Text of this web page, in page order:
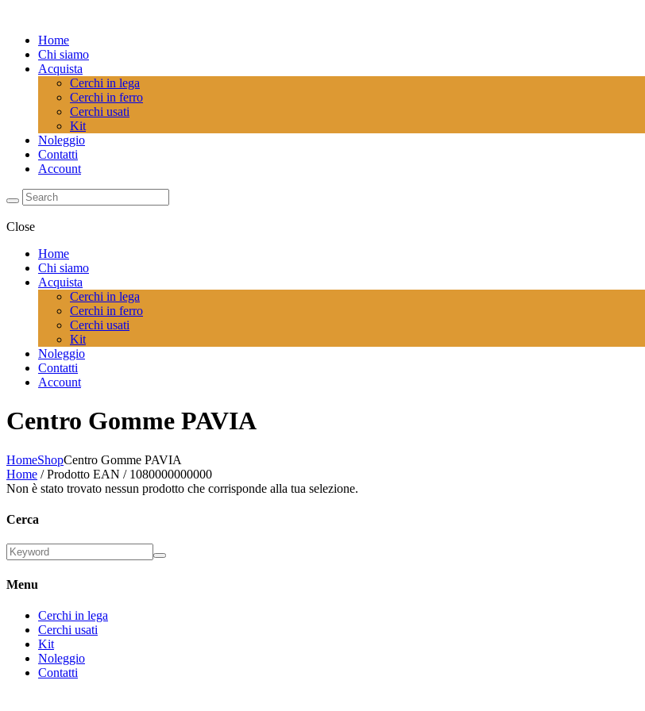
Home
Chi siamo
Acquista
Cerchi in lega
Cerchi in ferro
Cerchi usati
Kit
Noleggio
Contatti
Account
Close
Home
Chi siamo
Acquista
Cerchi in lega
Cerchi in ferro
Cerchi usati
Kit
Noleggio
Contatti
Account
Centro Gomme PAVIA
HomeShopCentro Gomme PAVIA
Home / Prodotto EAN / 1080000000000
Non è stato trovato nessun prodotto che corrisponde alla tua selezione.
Cerca
Menu
Cerchi in lega
Cerchi usati
Kit
Noleggio
Contatti